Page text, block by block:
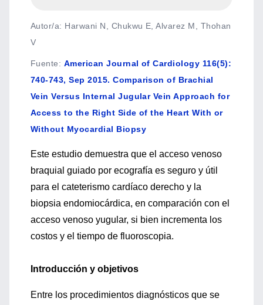
Autor/a: Harwani N, Chukwu E, Alvarez M, Thohan
V
Fuente: American Journal of Cardiology 116(5):
740-743, Sep 2015. Comparison of Brachial
Vein Versus Internal Jugular Vein Approach for
Access to the Right Side of the Heart With or
Without Myocardial Biopsy
Este estudio demuestra que el acceso venoso
braquial guiado por ecografía es seguro y útil
para el cateterismo cardíaco derecho y la
biopsia endomiocárdica, en comparación con el
acceso venoso yugular, si bien incrementa los
costos y el tiempo de fluoroscopia.
Introducción y objetivos
Entre los procedimientos diagnósticos que se